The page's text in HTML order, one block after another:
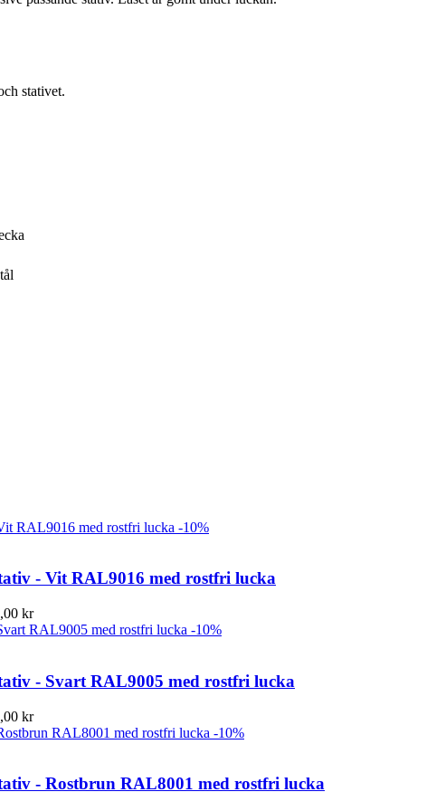
stativet.
-10%
- Vit RAL9016 med rostfri lucka
kr
-10%
- Svart RAL9005 med rostfri lucka
kr
-10%
- Rostbrun RAL8001 med rostfri lucka